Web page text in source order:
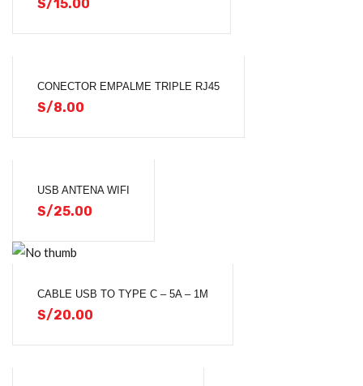
S/15.00
CONECTOR EMPALME TRIPLE RJ45
S/8.00
USB ANTENA WIFI
S/25.00
CABLE USB TO TYPE C – 5A – 1M
S/20.00